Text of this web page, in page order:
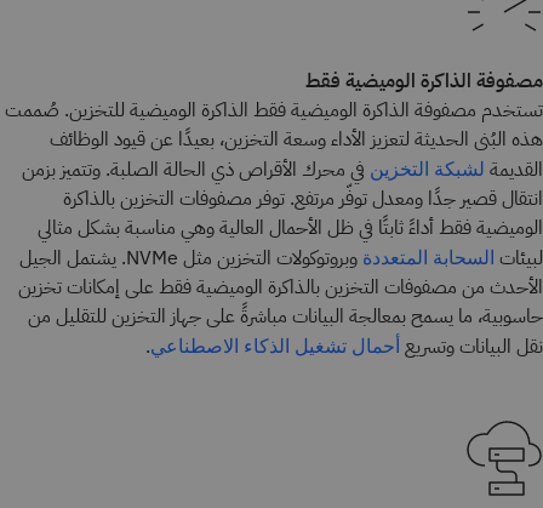
مصفوفة الذاكرة الوميضية فقط
تستخدم مصفوفة الذاكرة الوميضية فقط الذاكرة الوميضية للتخزين. صُممت
هذه البُنى الحديثة لتعزيز الأداء وسعة التخزين، بعيدًا عن قيود الوظائف
القديمة لشبكة التخزين في محرك الأقراص ذي الحالة الصلبة. وتتميز بزمن
انتقال قصير جدًا ومعدل توفّر مرتفع. توفر مصفوفات التخزين بالذاكرة
الوميضية فقط أداءً ثابتًا في ظل الأحمال العالية وهي مناسبة بشكل مثالي
لبيئات السحابة المتعددة
وبروتوكولات التخزين مثل NVMe. يشتمل الجيل
الأحدث من مصفوفات التخزين بالذاكرة الوميضية فقط على إمكانات تخزين
حاسوبية، ما يسمح بمعالجة البيانات مباشرةً على جهاز التخزين للتقليل من
نقل البيانات وتسريع أحمال تشغيل الذكاء الاصطناعي.